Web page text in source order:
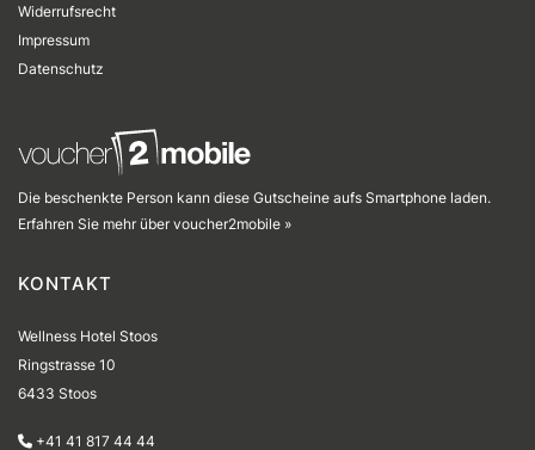
Widerrufsrecht
Impressum
Datenschutz
Die beschenkte Person kann diese Gutscheine aufs Smartphone laden.
Erfahren Sie mehr über voucher2mobile »
KONTAKT
Wellness Hotel Stoos
Ringstrasse 10
6433 Stoos
+41 41 817 44 44